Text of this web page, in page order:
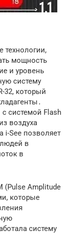
технологии,
мощность
и уровень
систему
32, который
системой Flash
воздуха
i-See позволяет
в
в
(Pulse Amplitude
которые
систему